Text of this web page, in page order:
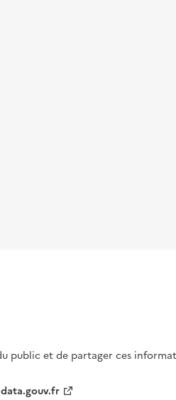
public et de partager ces
data.gouv.fr